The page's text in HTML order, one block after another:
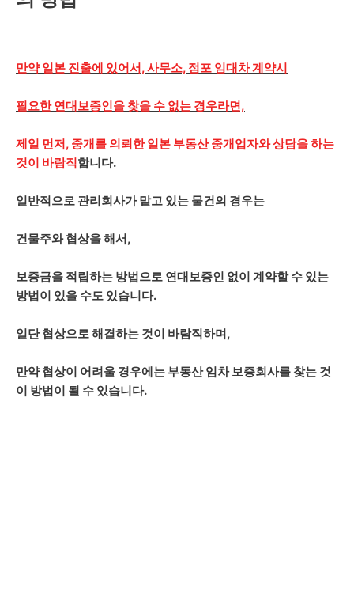
만약 일본 진출에 있어서, 사무소, 점포 임대차 계약시
필요한 연대보증인을 찾을 수 없는 경우라면,
제일 먼저, 중개를 의뢰한 일본 부동산 중개업자와 상담을 하는
것이 바람직합니다.
일반적으로 관리회사가 맡고 있는 물건의 경우는
건물주와 협상을 해서,
보증금을 적립하는 방법으로 연대보증인 없이 계약할 수 있는
방법이 있을 수도 있습니다.
일단 협상으로 해결하는 것이 바람직하며,
만약 협상이 어려울 경우에는 부동산 임차 보증회사를 찾는 것
이 방법이 될 수 있습니다.